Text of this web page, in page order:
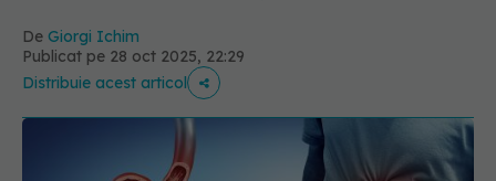
De Giorgi Ichim
Publicat pe 28 oct 2025, 22:29
Distribuie acest articol